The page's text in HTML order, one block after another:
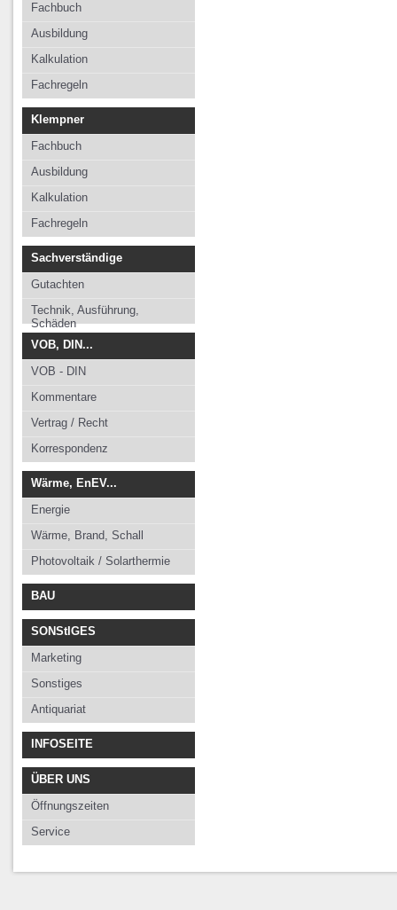
Fachbuch
Ausbildung
Kalkulation
Fachregeln
Klempner
Fachbuch
Ausbildung
Kalkulation
Fachregeln
Sachverständige
Gutachten
Technik, Ausführung,
Schäden
VOB, DIN...
VOB - DIN
Kommentare
Vertrag / Recht
Korrespondenz
Wärme, EnEV...
Energie
Wärme, Brand, Schall
Photovoltaik / Solarthermie
BAU
SONStIGES
Marketing
Sonstiges
Antiquariat
INFOSEITE
ÜBER UNS
Öffnungszeiten
Service